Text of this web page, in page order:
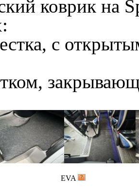
коврик на
с
EVA